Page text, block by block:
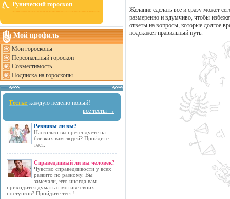
Рунический гороскоп
Мой профиль
Мои гороскопы
Персональный гороскоп
Совместимость
Подписка на гороскопы
Тесты: каждую неделю новый!
все тесты →
Ревнивы ли вы?
Насколько вы претендуете на
близких вам людей? Пройдите
тест.
Справедливый ли вы человек?
Чувство справедливости у всех
развито по разному. Вы
замечали, что иногда вам
приходится думать о мотиве своих
поступков? Пройдите тест!
Желание сделать все и сразу может
размеренно и вдумчиво, чтобы
ответы на вопросы, которые долгое
подскажет правильный путь.